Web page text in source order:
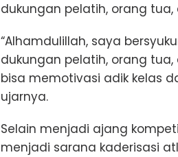
dukungan pelatih, orang
“Alhamdulillah, saya
dukungan pelatih, orang
bisa memotivasi adik kelas
ujarnya.
Selain menjadi ajang
menjadi sarana kaderisasi